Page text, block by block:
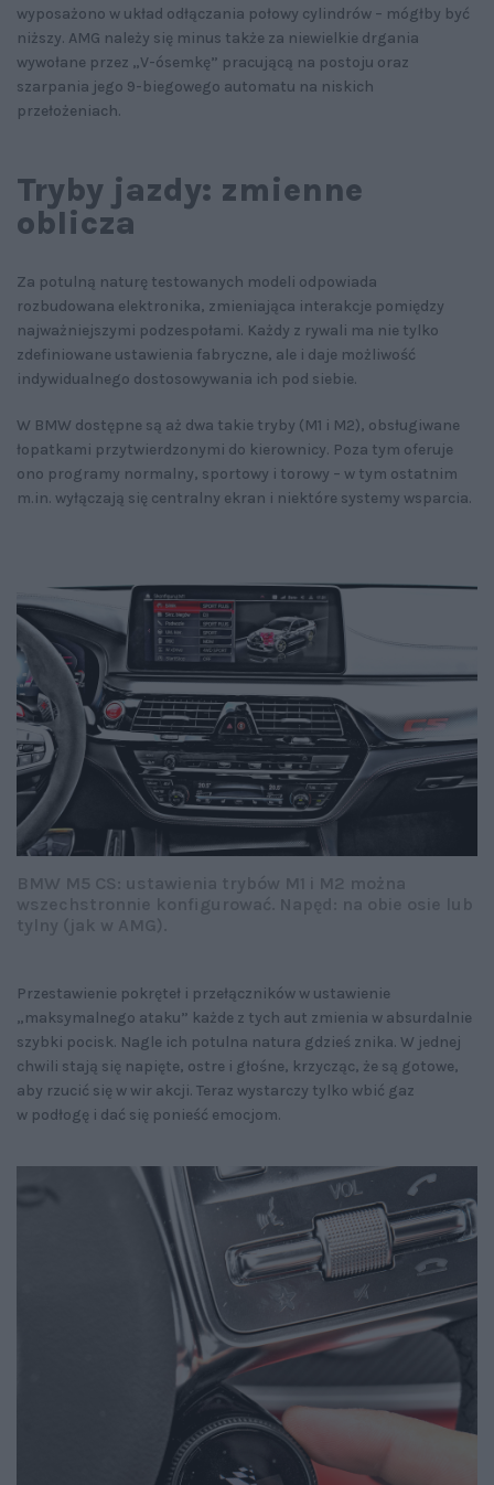
wyposażono w układ odłączania połowy cylindrów – mógłby być
niższy. AMG należy się minus także za niewielkie drgania
wywołane przez „V-ósemkę” pracującą na postoju oraz
szarpania jego 9-biegowego automatu na niskich
przełożeniach.
Tryby jazdy: zmienne
oblicza
Za potulną naturę testowanych modeli odpowiada
rozbudowana elektronika, zmieniająca interakcje pomiędzy
najważniejszymi podzespołami. Każdy z rywali ma nie tylko
zdefiniowane ustawienia fabryczne, ale i daje możliwość
indywidualnego dostosowywania ich pod siebie.
W BMW dostępne są aż dwa takie tryby (M1 i M2), obsługiwane
łopatkami przytwierdzonymi do kierownicy. Poza tym oferuje
ono programy normalny, sportowy i torowy – w tym ostatnim
m.in. wyłączają się centralny ekran i niektóre systemy wsparcia.
Przestawienie pokręteł i przełączników w ustawienie
„maksymalnego ataku” każde z tych aut zmienia w absurdalnie
szybki pocisk. Nagle ich potulna natura gdzieś znika. W jednej
chwili stają się napięte, ostre i głośne, krzycząc, że są gotowe,
aby rzucić się w wir akcji. Teraz wystarczy tylko wbić gaz
w podłogę i dać się ponieść emocjom.